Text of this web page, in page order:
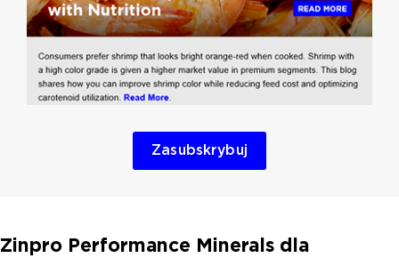
Zasubskrybuj
Zinpro Performance Minerals dla